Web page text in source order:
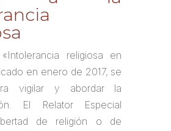
religiosa en
en enero de 2017, se
vigilar y abordar la
El Relator Especial
de religión o de